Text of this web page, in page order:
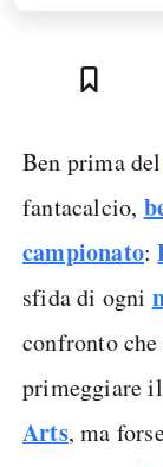
Ben prima del
fantacalcio,
campionato:
sfida di ogni
confronto
primeggiare
Arts, ma